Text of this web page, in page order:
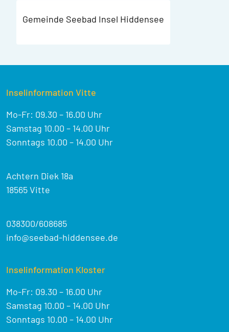
Gemeinde Seebad Insel Hiddensee
Inselinformation Vitte
Mo-Fr: 09.30 – 16.00 Uhr
Samstag 10.00 – 14.00 Uhr
Sonntags 10.00 – 14.00 Uhr
Achtern Diek 18a
18565 Vitte
038300/608685
info@seebad-hiddensee.de
Inselinformation Kloster
Mo-Fr: 09.30 – 16.00 Uhr
Samstag 10.00 – 14.00 Uhr
Sonntags 10.00 – 14.00 Uhr